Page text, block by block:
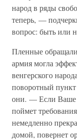
народ в ряды
теперь, —
вопрос: быть или
Пленные
армия могла
венгерского
поворотный
они. — Если Ваше
поймет
немедленно
домой, повернет